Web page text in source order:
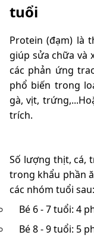
tuổi
Protein (đạm) là
giúp sửa chữa và
các phản ứng
phổ biến trong
gà, vịt,
trích.
Số lượng thịt, cá,
trong khẩu phần
các nhóm tuổi sau:
Bé 6 - 7 tuổi: 4
Bé 8 - 9 tuổi: 5